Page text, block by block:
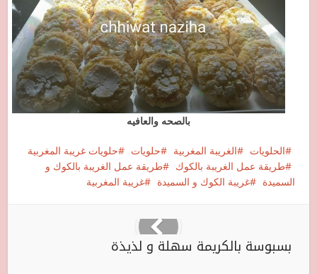
بالصحه والعافيه
الحلويات الغريبة المغربية حلويات
حلويات غريبة المغربية
طريقة عمل الغريبة بالكوك
طريقة عمل الغريبة بالكوك و
السميدة
غريبة الكوك و السميدة غريبة المغربية
بسبوسة بالكريمة سهلة و لذيذة